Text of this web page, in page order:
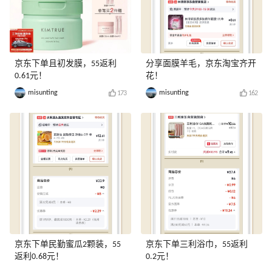
京东下单且初发膜，55返利
0.61元！
misunting 173
京东下单民勤蜜瓜2颗装，55
返利0.68元！
分享面膜羊毛，京东淘宝齐开
花！
misunting 162
京东下单三利浴巾，55返利
0.2元！